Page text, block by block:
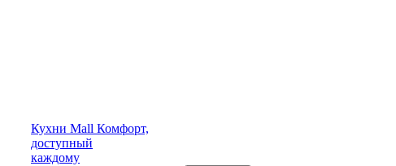
Кухни Mall Комфорт,
доступный
каждому